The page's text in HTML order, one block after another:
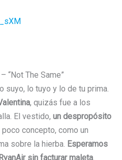
“Not The Same”
suyo, lo tuyo y lo de tu prima.
, quizás fue a los
El vestido, un despropósito
poco concepto, como un
sobre la hierba. Esperamos
sin facturar maleta.